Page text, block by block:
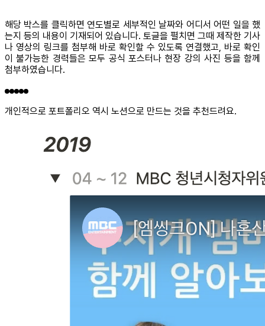
해당 박스를 클릭하면 연도별로 세부적인 날짜와 어디서 어떤 일을 했
는지 등의 내용이 기재되어 있습니다. 토글을 펼치면 그때 제작한 기사
나 영상의 링크를 첨부해 바로 확인할 수 있도록 연결했고, 바로 확인
이 불가능한 경력들은 모두 공식 포스터나 현장 강의 사진 등을 함께
첨부하였습니다.
개인적으로 포트폴리오 역시 노션으로 만드는 것을 추천드려요.